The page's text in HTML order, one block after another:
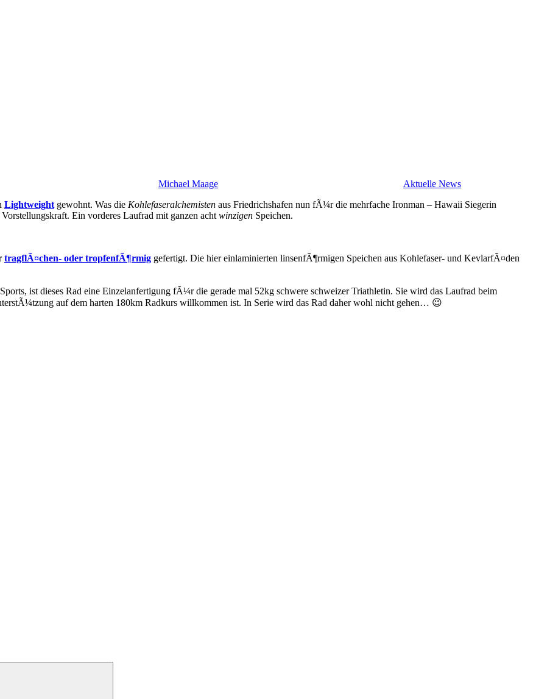
Michael Maage
Aktuelle News
Lightweight gewohnt. Was die Kohlefaseralchemisten aus Friedrichshafen nun fÃ¼r die mehrfache Ironman – Hawaii Siegerin
Ein vorderes Laufrad mit ganzen acht winzigen Speichen.
tragflÃ¤chen- oder tropfenfÃ¶rmig gefertigt. Die hier einlaminierten linsenfÃ¶rmigen Speichen aus Kohlefaser- und KevlarfÃ¤den
ist dieses Rad eine Einzelanfertigung fÃ¼r die gerade mal 52kg schwere schweizer Triathletin. Sie wird das Laufrad beim
auf dem harten 180km Radkurs willkommen ist. In Serie wird das Rad daher wohl nicht gehen… 😉